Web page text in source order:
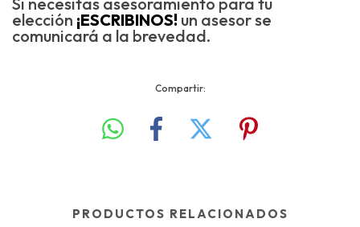
elección ¡ESCRIBINOS! un asesor se
comunicará a la brevedad.
Compartir:
PRODUCTOS RELACIONADOS